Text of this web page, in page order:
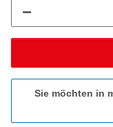
Sie möchten in